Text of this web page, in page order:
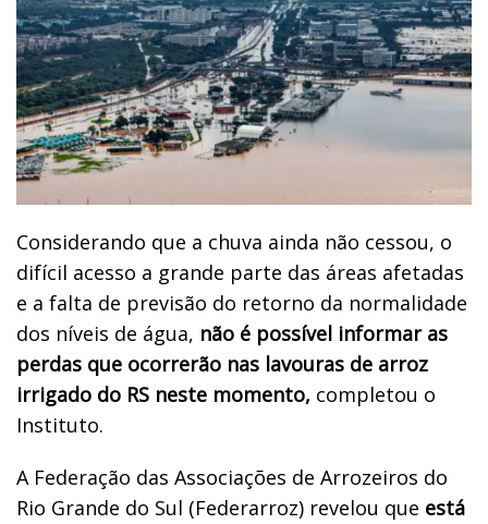
Considerando que a chuva ainda não cessou, o
difícil acesso a grande parte das áreas afetadas
e a falta de previsão do retorno da normalidade
dos níveis de água, não é possível informar as
perdas que ocorrerão nas lavouras de arroz
irrigado do RS neste momento, completou o
Instituto.
A Federação das Associações de Arrozeiros do
Rio Grande do Sul (Federarroz) revelou que está